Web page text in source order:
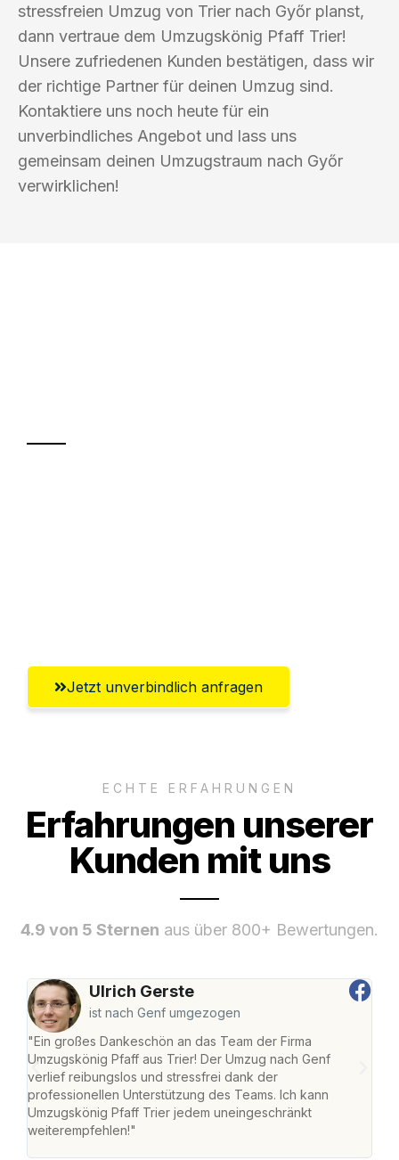
stressfreien Umzug von Trier nach Győr planst,
dann vertraue dem Umzugskönig Pfaff Trier!
Unsere zufriedenen Kunden bestätigen, dass wir
der richtige Partner für deinen Umzug sind.
Kontaktiere uns noch heute für ein
unverbindliches Angebot und lass uns
gemeinsam deinen Umzugstraum nach Győr
verwirklichen!
Jetzt unverbindlich anfragen
ECHTE ERFAHRUNGEN
Erfahrungen unserer
Kunden mit uns
4.9 von 5 Sternen aus über 800+ Bewertungen.
Ulrich Gerste
ist nach Genf umgezogen
"Ein großes Dankeschön an das Team der Firma
Umzugskönig Pfaff aus Trier! Der Umzug nach Genf
verlief reibungslos und stressfrei dank der
professionellen Unterstützung des Teams. Ich kann
Umzugskönig Pfaff Trier jedem uneingeschränkt
weiterempfehlen!"